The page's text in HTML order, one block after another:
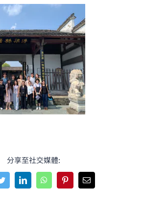
分享至社交媒體:
TwitterLinkedInWhatsAppPinterestEmail